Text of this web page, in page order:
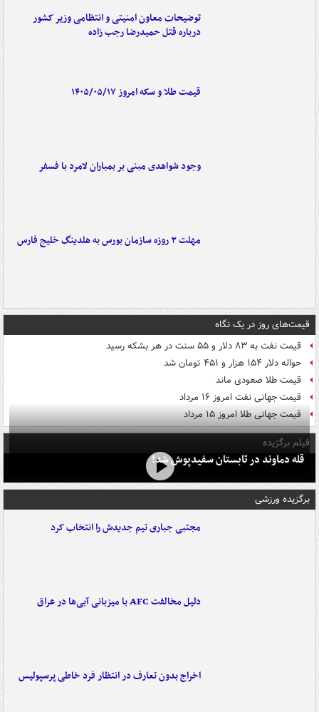
توضیحات معاون امنیتی و انتظامی وزیر کشور
درباره قتل حمیدرضا رجب زاده
قیمت طلا و سکه امروز ۱۴۰۵/۰۵/۱۷
وجود شواهدی مبنی بر بمباران لامرد با فسفر
مهلت ۳ روزه سازمان بورس به هلدینگ خلیج فارس
قیمت‌های روز در یک نگاه
قیمت نفت به ۸۳ دلار و ۵۵ سنت در هر بشکه رسید
حواله دلار ۱۵۴ هزار و ۴۵۱ تومان شد
قیمت طلا صعودی ماند
قیمت جهانی نفت امروز ۱۶ مرداد
قیمت جهانی طلا امروز ۱۵ مرداد
فیلم برگزیده
قله دماوند در تابستان سفیدپوش شد!
برگزیده ورزشی
مجتبی جباری تیم جدیدش را انتخاب کرد
دلیل مخالفت AFC با میزبانی آبی‌ها در عراق
اخراج بدون تعارف در انتظار فرد خاطی پرسپولیس